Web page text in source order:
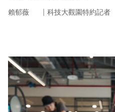
賴郁薇 ｜ 科技大觀園特約記者